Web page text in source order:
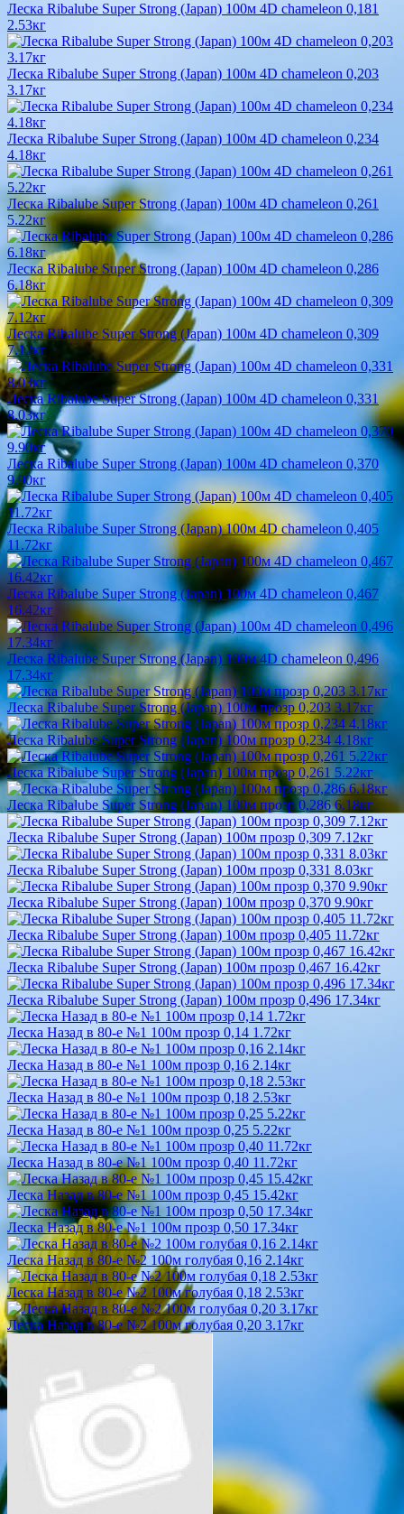
Леска Ribalube Super Strong (Japan) 100м 4D chameleon 0,181
2.53кг
Леска Ribalube Super Strong (Japan) 100м 4D chameleon 0,203
3.17кг
Леска Ribalube Super Strong (Japan) 100м 4D chameleon 0,234
4.18кг
Леска Ribalube Super Strong (Japan) 100м 4D chameleon 0,261
5.22кг
Леска Ribalube Super Strong (Japan) 100м 4D chameleon 0,286
6.18кг
Леска Ribalube Super Strong (Japan) 100м 4D chameleon 0,309
7.12кг
Леска Ribalube Super Strong (Japan) 100м 4D chameleon 0,331
8.03кг
Леска Ribalube Super Strong (Japan) 100м 4D chameleon 0,370
9.90кг
Леска Ribalube Super Strong (Japan) 100м 4D chameleon 0,405
11.72кг
Леска Ribalube Super Strong (Japan) 100м 4D chameleon 0,467
16.42кг
Леска Ribalube Super Strong (Japan) 100м 4D chameleon 0,496
17.34кг
Леска Ribalube Super Strong (Japan) 100м прозр 0,203 3.17кг
Леска Ribalube Super Strong (Japan) 100м прозр 0,234 4.18кг
Леска Ribalube Super Strong (Japan) 100м прозр 0,261 5.22кг
Леска Ribalube Super Strong (Japan) 100м прозр 0,286 6.18кг
Леска Ribalube Super Strong (Japan) 100м прозр 0,309 7.12кг
Леска Ribalube Super Strong (Japan) 100м прозр 0,331 8.03кг
Леска Ribalube Super Strong (Japan) 100м прозр 0,370 9.90кг
Леска Ribalube Super Strong (Japan) 100м прозр 0,405 11.72кг
Леска Ribalube Super Strong (Japan) 100м прозр 0,467 16.42кг
Леска Ribalube Super Strong (Japan) 100м прозр 0,496 17.34кг
Леска Назад в 80-е №1 100м прозр 0,14 1.72кг
Леска Назад в 80-е №1 100м прозр 0,16 2.14кг
Леска Назад в 80-е №1 100м прозр 0,18 2.53кг
Леска Назад в 80-е №1 100м прозр 0,25 5.22кг
Леска Назад в 80-е №1 100м прозр 0,40 11.72кг
Леска Назад в 80-е №1 100м прозр 0,45 15.42кг
Леска Назад в 80-е №1 100м прозр 0,50 17.34кг
Леска Назад в 80-е №2 100м голубая 0,16 2.14кг
Леска Назад в 80-е №2 100м голубая 0,18 2.53кг
Леска Назад в 80-е №2 100м голубая 0,20 3.17кг